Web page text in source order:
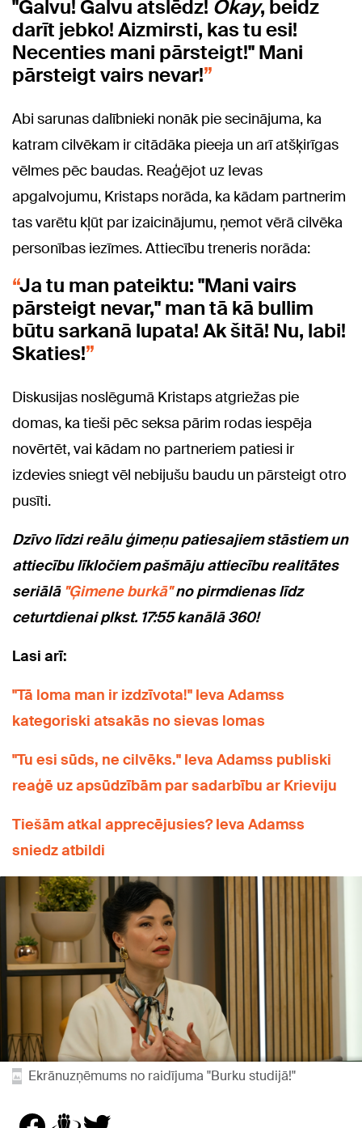
"Galvu! Galvu atslēdz! Okay, beidz
darīt jebko! Aizmirsti, kas tu esi!
Necenties mani pārsteigt!" Mani
pārsteigt vairs nevar!
Abi sarunas dalībnieki nonāk pie secinājuma, ka
katram cilvēkam ir citādāka pieeja un arī atšķirīgas
vēlmes pēc baudas. Reaģējot uz Ievas
apgalvojumu, Kristaps norāda, ka kādam partnerim
tas varētu kļūt par izaicinājumu, ņemot vērā cilvēka
personības iezīmes. Attiecību treneris norāda:
Ja tu man pateiktu: "Mani vairs
pārsteigt nevar," man tā kā bullim
būtu sarkanā lupata! Ak šitā! Nu, labi!
Skaties!
Diskusijas noslēgumā Kristaps atgriežas pie
domas, ka tieši pēc seksa pārim rodas iespēja
novērtēt, vai kādam no partneriem patiesi ir
izdevies sniegt vēl nebijušu baudu un pārsteigt otro
pusīti.
Dzīvo līdzi reālu ģimeņu patiesajiem stāstiem un
attiecību līkločiem pašmāju attiecību realitātes
seriālā "Ģimene burkā"no pirmdienas līdz
ceturtdienai plkst. 17:55 kanālā 360!
Lasi arī:
"Tā loma man ir izdzīvota!" Ieva Adamss
kategoriski atsakās no sievas lomas
"Tu esi sūds, ne cilvēks." Ieva Adamss publiski
reaģē uz apsūdzībām par sadarbību ar Krieviju
Tiešām atkal apprecējusies? Ieva Adamss
sniedz atbildi
Ekrānuzņēmums no raidījuma "Burku studijā!"